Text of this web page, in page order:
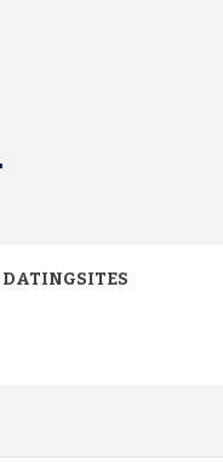
DATINGSITES